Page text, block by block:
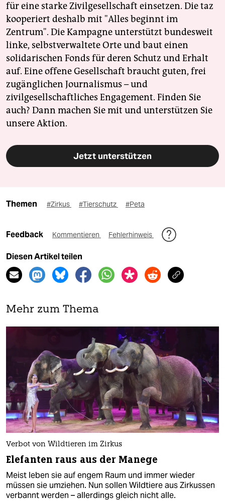
für eine starke Zivilgesellschaft einsetzen. Die taz
kooperiert deshalb mit "Alles beginnt im
Zentrum". Die Kampagne unterstützt bundesweit
linke, selbstverwaltete Orte und baut einen
solidarischen Fonds für deren Schutz und Erhalt
auf. Eine offene Gesellschaft braucht guten, frei
zugänglichen Journalismus – und
zivilgesellschaftliches Engagement. Finden Sie
auch? Dann machen Sie mit und unterstützen Sie
unsere Aktion.
Jetzt unterstützen
Themen #Zirkus #Tierschutz #Peta
Feedback Kommentieren Fehlerhinweis
Diesen Artikel teilen
Mehr zum Thema
Verbot von Wildtieren im Zirkus
Elefanten raus aus der Manege
Meist leben sie auf engem Raum und immer wieder
müssen sie umziehen. Nun sollen Wildtiere aus Zirkussen
verbannt werden – allerdings gleich nicht alle.